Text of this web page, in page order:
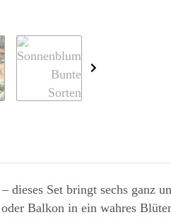
Set bringt sechs ganz
Balkon in ein wahres